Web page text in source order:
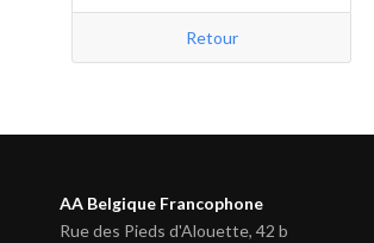
Retour
AA Belgique Francophone
Rue des Pieds d'Alouette, 42 b